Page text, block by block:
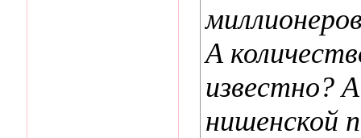
А
известно?
нишенской